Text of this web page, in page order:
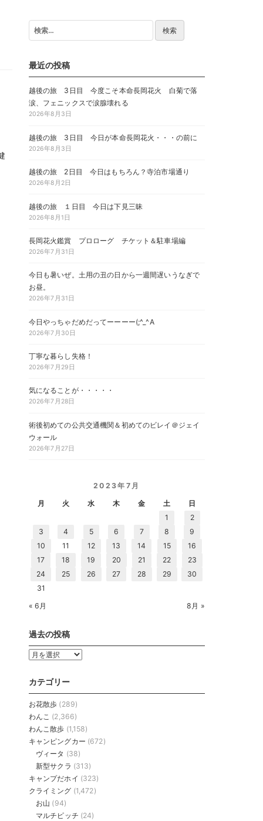
索:
最近の投稿
越後の旅 3日目 今度こそ本命長岡花火 白菊で落
涙、フェニックスで涙腺壊れる
2026年8月3日
越後の旅 3日目 今日が本命長岡花火・・・の前に
2026年8月3日
越後の旅 2日目 今日はもちろん？寺泊市場通り
2026年8月2日
越後の旅 １日目 今日は下見三昧
2026年8月1日
長岡花火鑑賞 プロローグ チケット＆駐車場編
2026年7月31日
今日も暑いぜ。土用の丑の日から一週間遅いうなぎで
お昼。
2026年7月31日
今日やっちゃだめだってーーーー(;^_^A
2026年7月30日
丁寧な暮らし失格！
2026年7月29日
気になることが・・・・・
2026年7月28日
術後初めての公共交通機関＆初めてのビレイ＠ジェイ
ウォール
2026年7月27日
2023年7月
月
火 水 木 金 土 日
« 6月 8月 »
1
2
3
4 5 6 7 8
9
10
11 12 13 14 15
16
17
18 19 20 21 22
23
24
25 26 27 28 29
30
31
過去の投稿
過
の
稿
カテゴリー
お花散歩 (289)
わんこ (2,366)
わんこ散歩 (1,158)
キャンピングカー (672)
ヴィータ (38)
新型サクラ (313)
キャンプだホイ (323)
クライミング (1,472)
お山 (94)
マルチピッチ (24)